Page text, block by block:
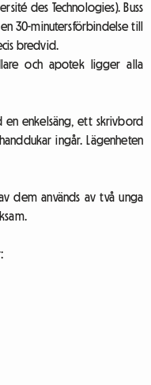
des Technologies). Buss
30-minutersförbindelse till
bredvid.
och apotek ligger alla
en enkelsäng, ett skrivbord
ingår. Lägenheten
dem används av två unga